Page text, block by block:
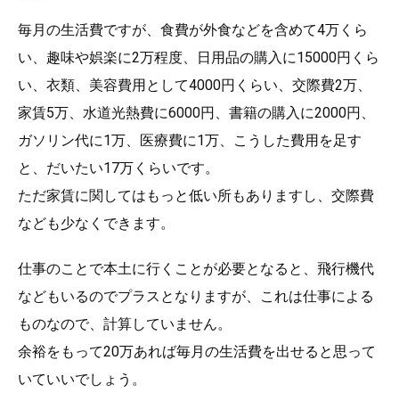
毎月の生活費ですが、食費が外食などを含めて4万くら
い、趣味や娯楽に2万程度、日用品の購入に15000円くら
い、衣類、美容費用として4000円くらい、交際費2万、
家賃5万、水道光熱費に6000円、書籍の購入に2000円、
ガソリン代に1万、医療費に1万、こうした費用を足す
と、だいたい17万くらいです。
ただ家賃に関してはもっと低い所もありますし、交際費
なども少なくできます。
仕事のことで本土に行くことが必要となると、飛行機代
などもいるのでプラスとなりますが、これは仕事による
ものなので、計算していません。
余裕をもって20万あれば毎月の生活費を出せると思って
いていいでしょう。